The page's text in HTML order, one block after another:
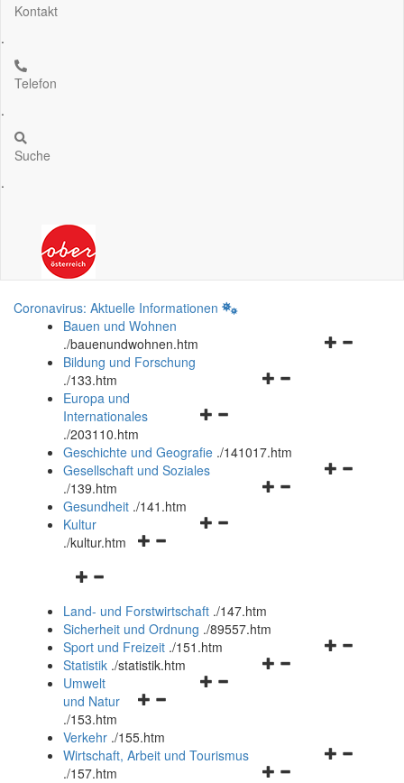
Kontakt
.
Telefon
.
Suche
.
Coronavirus: Aktuelle Informationen
Bauen und Wohnen
./bauenundwohnen.htm
Navigationsmenü
Bildung und Forschung
./133.htm
Navigationsmenü
und
schließen
Europa und
Internationales
./203110.htm
Geschichte und Geografie ./141017.htm
Navigationsmenü
Gesellschaft und Soziales
./139.htm
Navigationsmenü
Gesundheit ./141.htm
Navigationsmenü
Kultur
./kultur.htm
Navigationsmenü
und
schließen
Land- und Forstwirtschaft ./147.htm
Sicherheit und Ordnung ./89557.htm
Navigationsmenü
Sport und Freizeit ./151.htm
Navigationsmenü
Statistik ./statistik.htm
Navigationsmenü
und
schließen
Umwelt
und Natur
./153.htm
Verkehr ./155.htm
Navigationsmenü
Wirtschaft, Arbeit und Tourismus
./157.htm